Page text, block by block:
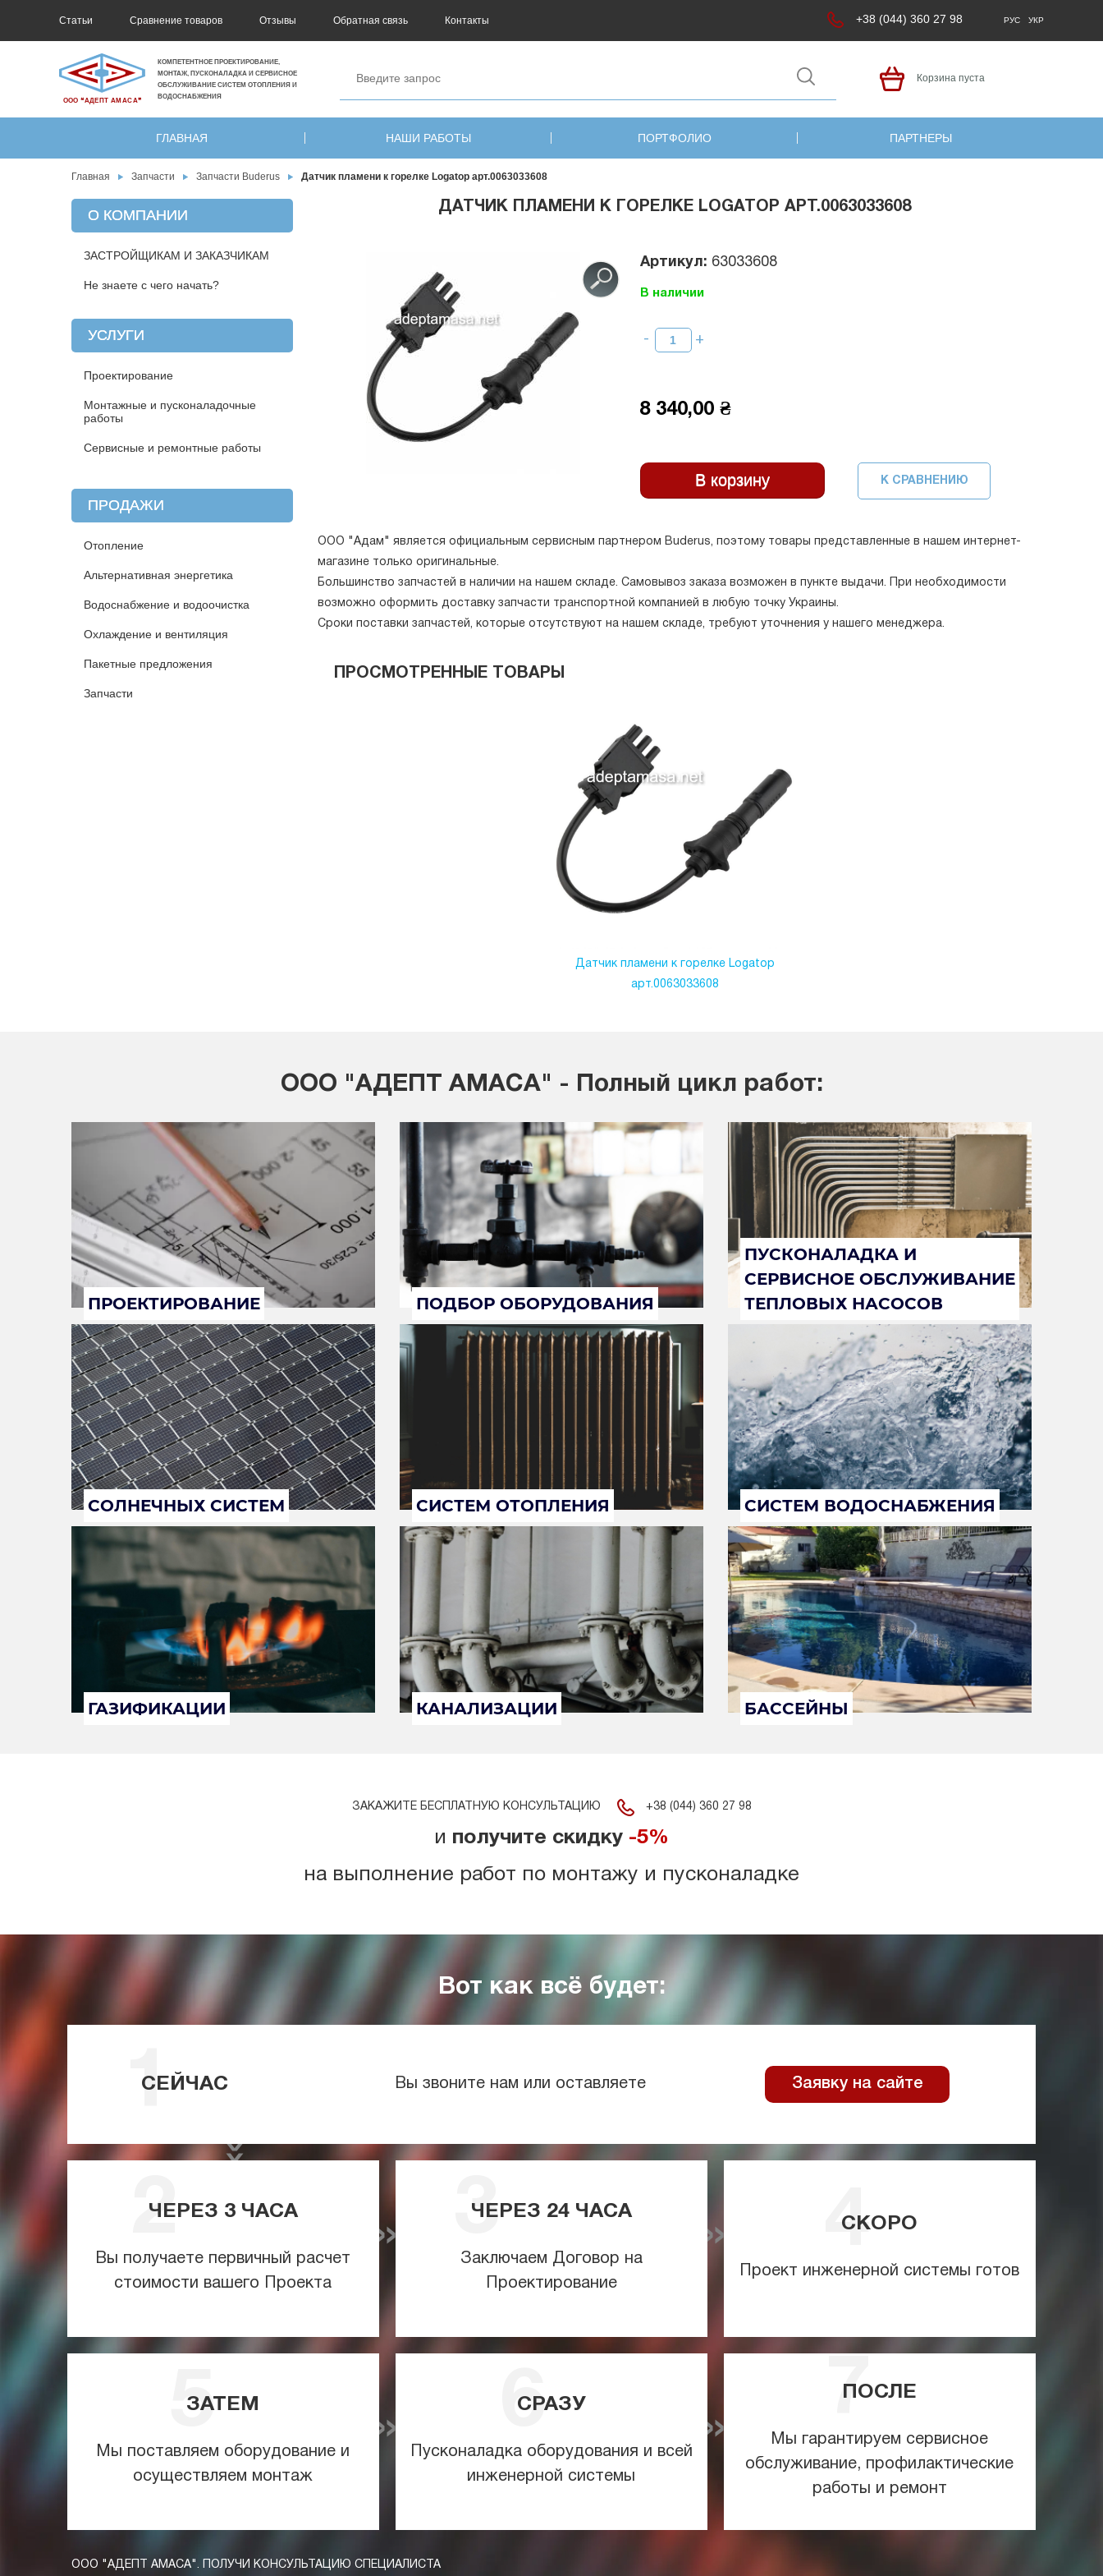
Статьи Сравнение товаров Отзывы Обратная связь Контакты +38 (044) 360 27 98 РУС УКР
ООО ❝АДЕПТ АМАСА❞
КОМПЕТЕНТНОЕ ПРОЕКТИРОВАНИЕ,
МОНТАЖ, ПУСКОНАЛАДКА И СЕРВИСНОЕ
ОБСЛУЖИВАНИЕ СИСТЕМ ОТОПЛЕНИЯ И
ВОДОСНАБЖЕНИЯ
Корзина пуста
ГЛАВНАЯ НАШИ РАБОТЫ ПОРТФОЛИО ПАРТНЕРЫ
Главная Запчасти Запчасти Buderus Датчик пламени к горелке Logatop арт.0063033608
ДАТЧИК ПЛАМЕНИ К ГОРЕЛКЕ LOGATOP АРТ.0063033608
Артикул: 63033608
8 340,00 ₴
К СРАВНЕНИЮ
В наличии
ООО "Адам" является официальным сервисным партнером Buderus, поэтому товары представленные в нашем интернет-
магазине только оригинальные.
Большинство запчастей в наличии на нашем складе. Самовывоз заказа возможен в пункте выдачи. При необходимости
возможно оформить доставку запчасти транспортной компанией в любую точку Украины.
Сроки поставки запчастей, которые отсутствуют на нашем складе, требуют уточнения у нашего менеджера.
ПРОСМОТРЕННЫЕ ТОВАРЫ
Датчик пламени к горелке Logatop
арт.0063033608
О КОМПАНИИ
ЗАСТРОЙЩИКАМ И ЗАКАЗЧИКАМ
Не знаете с чего начать?
УСЛУГИ
Проектирование
Монтажные и пусконаладочные
работы
Сервисные и ремонтные работы
ПРОДАЖИ
Отопление
Альтернативная энергетика
Водоснабжение и водоочистка
Охлаждение и вентиляция
Пакетные предложения
Запчасти
ООО "АДЕПТ АМАСА" - Полный цикл работ:
ПРОЕКТИРОВАНИЕ ПОДБОР ОБОРУДОВАНИЯ
ПУСКОНАЛАДКА И
СЕРВИСНОЕ ОБСЛУЖИВАНИЕ
ТЕПЛОВЫХ НАСОСОВ
СОЛНЕЧНЫХ СИСТЕМ СИСТЕМ ОТОПЛЕНИЯ СИСТЕМ ВОДОСНАБЖЕНИЯ
ГАЗИФИКАЦИИ КАНАЛИЗАЦИИ БАССЕЙНЫ
ЗАКАЖИТЕ БЕСПЛАТНУЮ КОНСУЛЬТАЦИЮ +38 (044) 360 27 98
и получите скидку -5%
на выполнение работ по монтажу и пусконаладке
Вот как всё будет:
СЕЙЧАС Вы звоните нам или оставляете Заявку на сайте
ЧЕРЕЗ 3ЧАСА
Вы получаете первичный расчет
стоимости вашего Проекта
ЧЕРЕЗ 24ЧАСА
Заключаем Договор на
Проектирование
СКОРО
Проект инженерной системы готов
ЗАТЕМ
Мы поставляем оборудование и
осуществляем монтаж
СРАЗУ
Пусконаладка оборудования и всей
инженерной системы
ПОСЛЕ
Мы гарантируем сервисное
обслуживание, профилактические
работы и ремонт
ООО "АДЕПТ АМАСА". ПОЛУЧИ КОНСУЛЬТАЦИЮ СПЕЦИАЛИСТА